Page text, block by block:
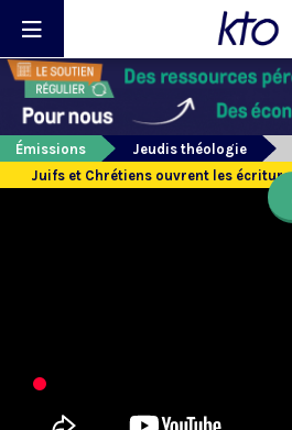
Émissions
Jeudis théologie
Juifs et Chrétiens ouvrent les